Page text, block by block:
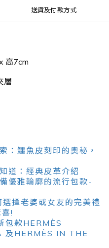
送貨及付款方式
高7cm
層
：鱷魚皮刻印的奧秘，
道：經典皮革介紹
優雅輪廓的流行包款-
擇老婆或女友的完美禮
!
包款HERMÈS
及HERMÈS IN THE